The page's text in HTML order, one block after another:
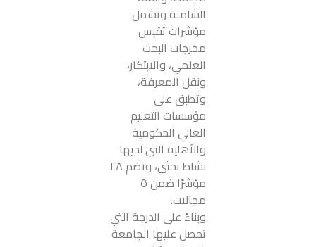
الشاملة وتشمل
مؤشرات تقيس
مخرجات البحث
العلمي، والابتكار،
ونقل المعرفة،
وتطبق على
مؤسسات التعليم
العالي الحكومية
والأهلية التي لديها
نشاط بحثي، وتضم ٢٨
مؤشرًا ضمن ٥
مجالات.
وبناءً على الدرجة التي
تحصل عليها الجامعة